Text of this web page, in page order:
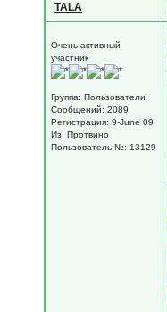
TALA
Очень активный
участник
Группа: Пользователи
Сообщений: 2089
Регистрация: 9-June 09
Из: Протвино
Пользователь №: 13129